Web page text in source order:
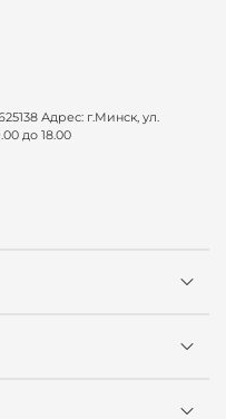
Адрес: г.Минск, ул.
до 18.00